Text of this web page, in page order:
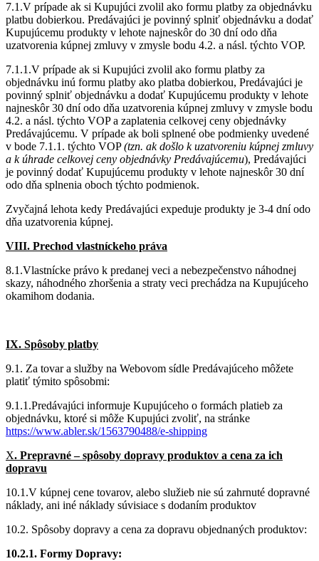
7.1.V prípade ak si Kupujúci zvolil ako formu platby za objednávku
platbu dobierkou. Predávajúci je povinný splniť objednávku a dodať
Kupujúcemu produkty v lehote najneskôr do 30 dní odo dňa
uzatvorenia kúpnej zmluvy v zmysle bodu 4.2. a násl. týchto VOP.
7.1.1.V prípade ak si Kupujúci zvolil ako formu platby za
objednávku inú formu platby ako platba dobierkou, Predávajúci je
povinný splniť objednávku a dodať Kupujúcemu produkty v lehote
najneskôr 30 dní odo dňa uzatvorenia kúpnej zmluvy v zmysle bodu
4.2. a násl. týchto VOP a zaplatenia celkovej ceny objednávky
Predávajúcemu. V prípade ak boli splnené obe podmienky uvedené
v bode 7.1.1. týchto VOP(tzn. ak došlo k uzatvoreniu kúpnej zmluvy
a k úhrade celkovej ceny objednávky Predávajúcemu), Predávajúci
je povinný dodať Kupujúcemu produkty v lehote najneskôr 30 dní
odo dňa splnenia oboch týchto podmienok.
Zvyčajná lehota kedy Predávajúci expeduje produkty je 3-4 dní odo
dňa uzatvorenia kúpnej.
VIII. Prechod vlastníckeho práva
8.1.Vlastnícke právo k predanej veci a nebezpečenstvo náhodnej
skazy, náhodného zhoršenia a straty veci prechádza na Kupujúceho
okamihom dodania.
IX. Spôsoby platby
9.1. Za tovar a služby na Webovom sídle Predávajúceho môžete
platiť týmito spôsobmi:
9.1.1.Predávajúci informuje Kupujúceho o formách platieb za
objednávku, ktoré si môže Kupujúci zvoliť, na stránke
https://www.abler.sk/1563790488/e-shipping
X. Prepravné – spôsoby dopravy produktov a cena za ich
dopravu
10.1.V kúpnej cene tovarov, alebo služieb nie sú zahrnuté dopravné
náklady, ani iné náklady súvisiace s dodaním produktov
10.2. Spôsoby dopravy a cena za dopravu objednaných produktov:
10.2.1. Formy Dopravy: